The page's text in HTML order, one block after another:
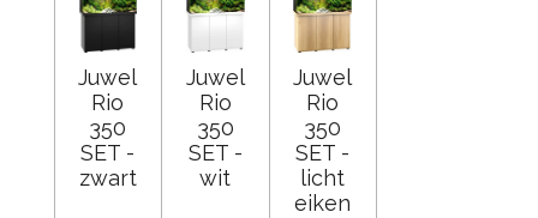
Juwel
Rio
350
SET -
zwart
Juwel
Rio
350
SET -
wit
Juwel
Rio
350
SET -
licht
eiken